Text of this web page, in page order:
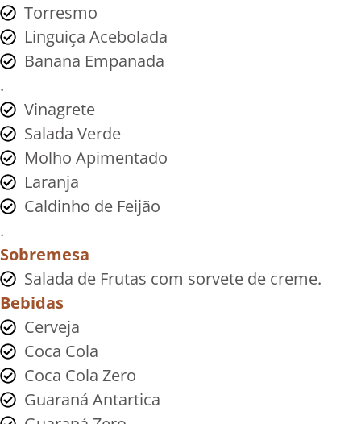
Torresmo
Linguiça Acebolada
Banana Empanada
.
Vinagrete
Salada Verde
Molho Apimentado
Laranja
Caldinho de Feijão
.
Sobremesa
Salada de Frutas com sorvete de creme.
Bebidas
Cerveja
Coca Cola
Coca Cola Zero
Guaraná Antartica